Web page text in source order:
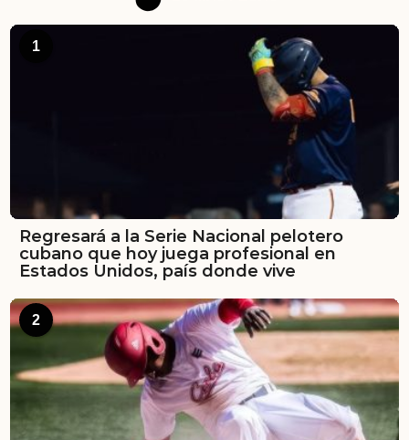
1
Regresará a la Serie Nacional pelotero
cubano que hoy juega profesional en
Estados Unidos, país donde vive
2